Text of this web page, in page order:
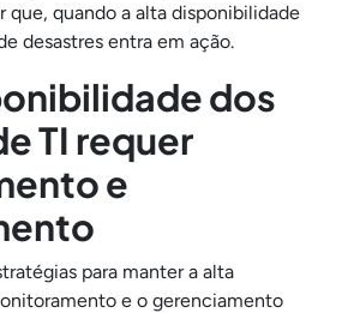
que, quando a alta disponibilidade
desastres entra em ação.
dos
TI requer
e
para manter a alta
e o gerenciamento